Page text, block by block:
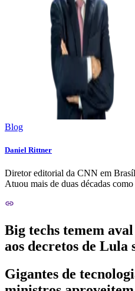
Blog
Daniel Rittner
Diretor editorial da CNN em
Atuou mais de duas décadas
Big techs temem
aos decretos de Lula
Gigantes de